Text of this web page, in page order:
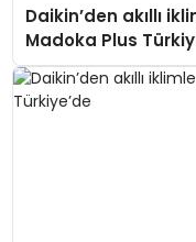
Daikin’den akıllı
Madoka Plus